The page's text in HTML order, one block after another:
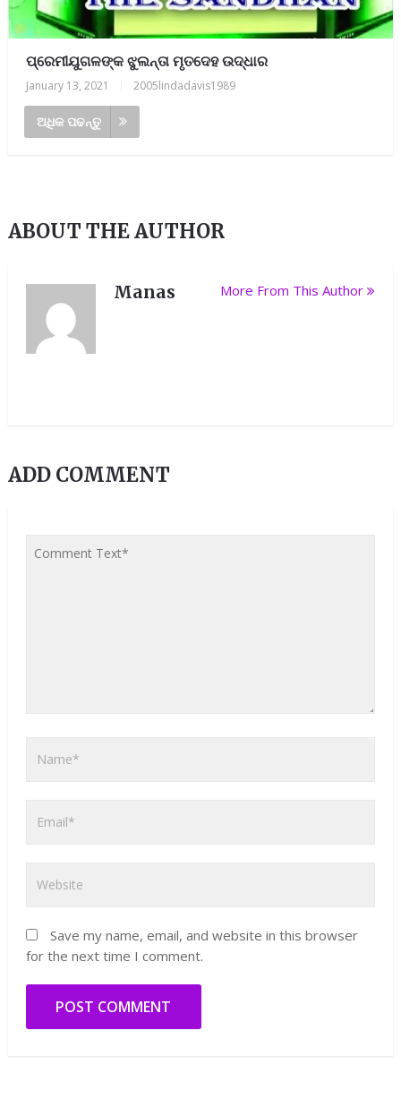
ପ୍ରେମୀଯୁଗଳଙ୍କ ଝୁଲନ୍ତା ମୃତଦେହ ଉଦ୍ଧାର
January 13, 2021 2005lindadavis1989
ଅଧିକ ପଢନ୍ତୁ
ABOUT THE AUTHOR
Manas More From This Author
ADD COMMENT
Save my name, email, and website in this browser
for the next time I comment.